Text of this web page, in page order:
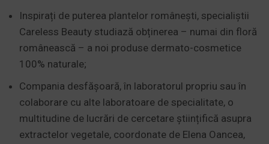
Inspirați de puterea plantelor românești, specialiștii
Careless Beauty studiază obținerea – numai din floră
românească – a noi produse dermato-cosmetice
100% naturale;
Compania desfășoară, în laboratorul propriu sau în
colaborare cu alte laboratoare de specialitate, o
multitudine de lucrări de cercetare științifică asupra
extractelor vegetale, coordonate de Elena Oancea,